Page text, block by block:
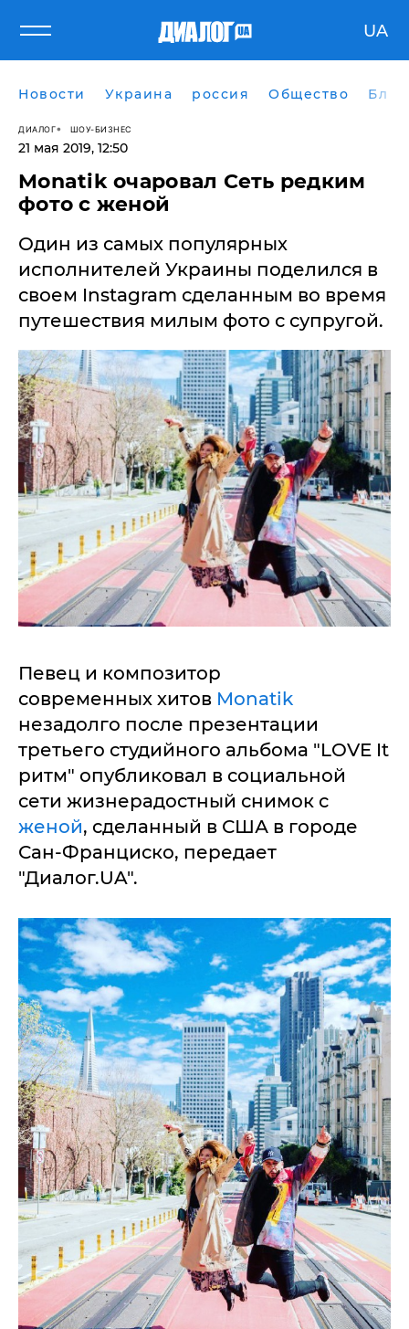
UA
Новости Украина россия Общество
ДИАЛОГ ШОУ-БИЗНЕС
21 мая 2019, 12:50
Monatik очаровал Сеть редким
фото с женой
Один из самых популярных
исполнителей Украины поделился в
своем Instagram сделанным во время
путешествия милым фото с супругой.
Певец и композитор
современных хитов Monatik
незадолго после презентации
третьего студийного альбома "LOVE It
ритм" опубликовал в социальной
сети жизнерадостный снимок с
женой, сделанный в США в городе
Сан-Франциско, передает
"Диалог.UA".